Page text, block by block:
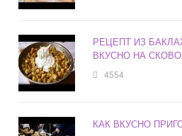
РЕЦЕПТ ИЗ
ВКУСНО НА
4554
КАК ВКУСНО